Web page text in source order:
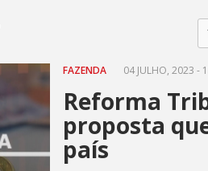
FAZENDA 04 JULHO, 2023 -
Reforma
proposta
país